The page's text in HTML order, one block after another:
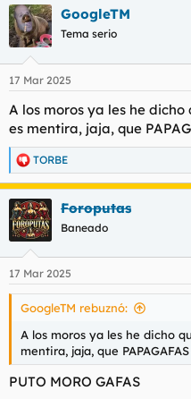
c
c
i
e
:
GoogleTM
Tema serio
17 Mar 2025
A los moros ya les he
es mentira, jaja, que
R
e
a
c
c
i
e
s
TORBE
Foroputas
Baneado
17 Mar 2025
GoogleTM rebuznó:
A los moros ya les he dicho
mentira, jaja, que
PUTO MORO GAFAS